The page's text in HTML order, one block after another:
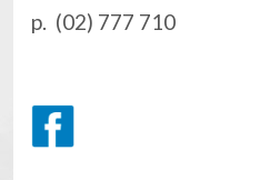
p. (02) 777 710